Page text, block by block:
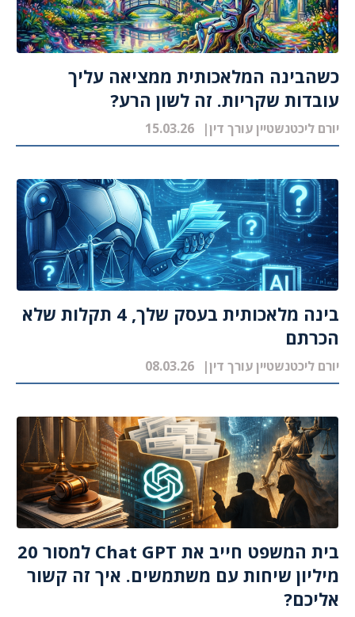
כשהבינה המלאכותית ממציאה עליך
עובדות שקריות. זה לשון הרע?
יורם ליכטנשטיין עורך דין 15.03.26
בינה מלאכותית בעסק שלך, 4 תקלות שלא
הכרתם
יורם ליכטנשטיין עורך דין 08.03.26
בית המשפט חייב את Chat GPT למסור 20
מיליון שיחות עם משתמשים. איך זה קשור
אליכם?